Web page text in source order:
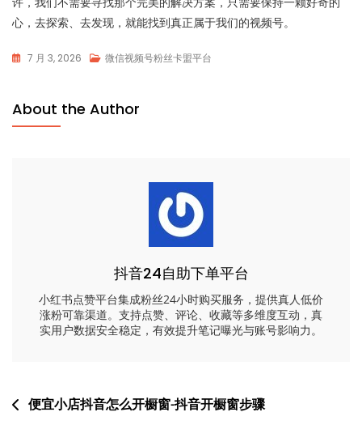
心，去探索、去发现，就能找到真正属于我们的视频号。
7 月 3, 2026 微信视频号粉丝卡盟平台
About the Author
抖音24自助下单平台
小红书点赞平台集成粉丝24小时购买服务，提供真人低价
涨粉可靠渠道。支持点赞、评论、收藏等多维度互动，真
实用户数据安全稳定，有效提升笔记曝光与账号影响力。
文便宜小店抖音怎么开橱窗-抖音开橱窗步骤